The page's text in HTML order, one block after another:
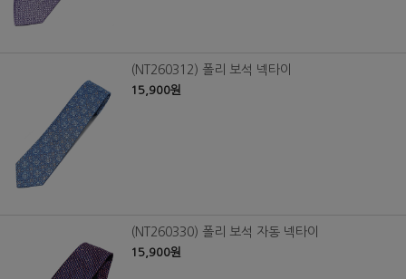
(NT260312) 폴리 보석 넥타이
15,900원
(NT260330) 폴리 보석 자동 넥타이
15,900원